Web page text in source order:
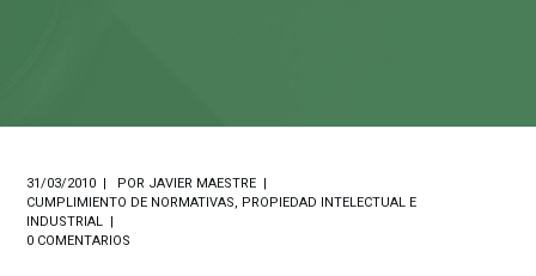
31/03/2010 POR JAVIER MAESTRE
CUMPLIMIENTO DE NORMATIVAS, PROPIEDAD INTELECTUAL E
INDUSTRIAL
0 COMENTARIOS